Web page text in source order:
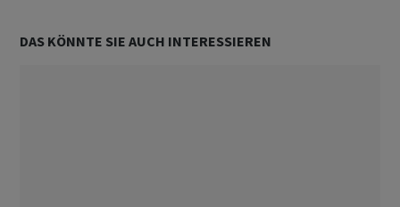
DAS KÖNNTE SIE AUCH INTERESSIEREN